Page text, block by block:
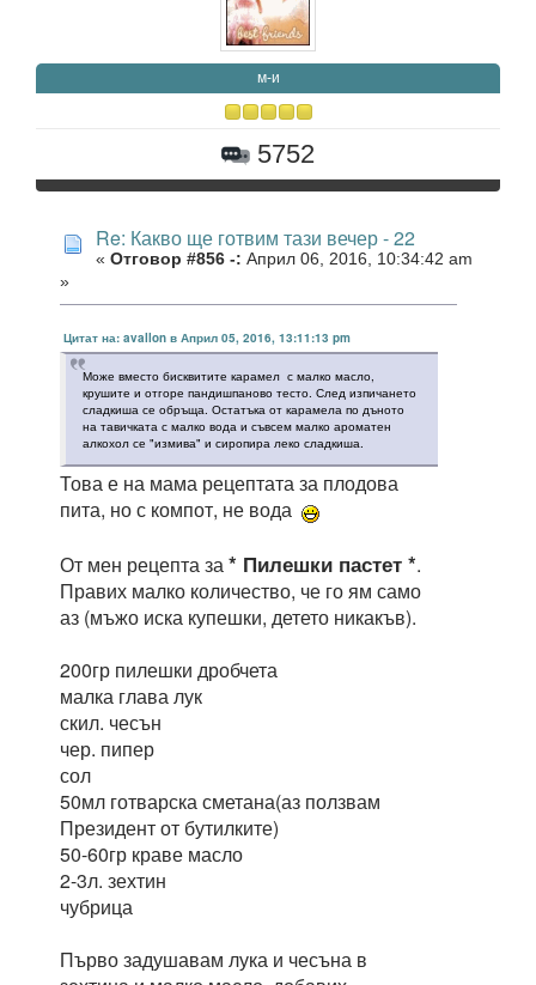
м-и
5752
Re: Какво ще готвим тази вечер - 22
« Отговор #856 -: Април 06, 2016, 10:34:42 am
»
Цитат на: avallon в Април 05, 2016, 13:11:13 pm
Може вместо бисквитите карамел с малко масло,
крушите и отгоре пандишпаново тесто. След изпичането
сладкиша се обръща. Остатъка от карамела по дъното
на тавичката с малко вода и съвсем малко ароматен
алкохол се "измива" и сиропира леко сладкиша.
Това е на мама рецептата за плодова
пита, но с компот, не вода
От мен рецепта за* Пилешки пастет *.
Правих малко количество, че го ям само
аз (мъжо иска купешки, детето никакъв).
200гр пилешки дробчета
малка глава лук
скил. чесън
чер. пипер
сол
50мл готварска сметана(аз ползвам
Президент от бутилките)
50-60гр краве масло
2-3л. зехтин
чубрица
Първо задушавам лука и чесъна в